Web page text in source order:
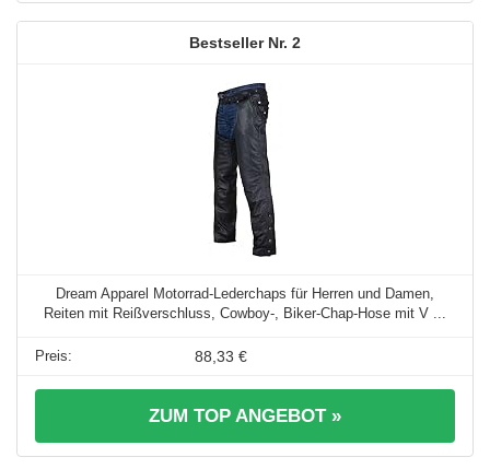
2
Dream Apparel Motorrad-Lederchaps für Herren und Damen,
Reiten mit Reißverschluss, Cowboy-, Biker-Chap-Hose mit V ...
88,33 €
ZUM TOP ANGEBOT »